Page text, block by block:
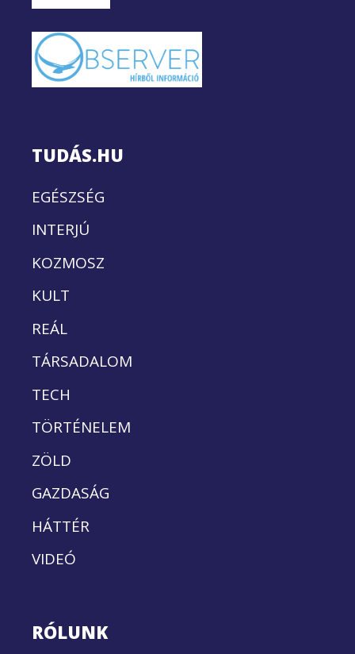
TUDÁS.HU
EGÉSZSÉG
INTERJÚ
KOZMOSZ
KULT
REÁL
TÁRSADALOM
TECH
TÖRTÉNELEM
ZÖLD
GAZDASÁG
HÁTTÉR
VIDEÓ
RÓLUNK